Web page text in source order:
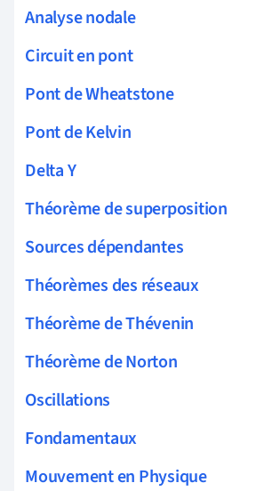
Analyse nodale
Circuit en pont
Pont de Wheatstone
Pont de Kelvin
Delta Y
Théorème de superposition
Sources dépendantes
Théorèmes des réseaux
Théorème de Thévenin
Théorème de Norton
Oscillations
Fondamentaux
Mouvement en Physique